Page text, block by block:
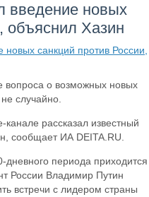
введение новых
объяснил Хазин
вопроса о возможных новых
случайно.
рассказал известный
сообщает ИА DEITA.RU.
дневного периода приходится
России Владимир Путин
встречи с лидером страны